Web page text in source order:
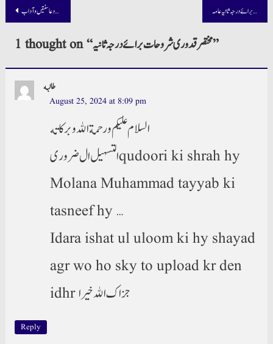
Post
navigation
گھر میں داخل ہونے کی دعا سنتیں و آداب ہدایۃ النحو شروحات برائے درجہ ثانیہ عامہ
1 thought on “مختصر قدوری شروحات برائے درجہ ثانیہ”
طالبه
August 25, 2024 at 8:09 pm
السلام عليكم ورحمة الله وبركاته
التسہیل ال ضروری qudoori ki shrah hy
Molana Muhammad tayyab ki
tasneef hy …
Idara ishat ul uloom ki hy shayad
agr wo ho sky to upload kr den
idhr جزاك الله خيرا
Reply